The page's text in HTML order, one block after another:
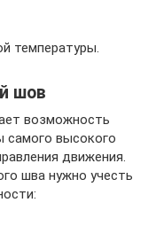
температуры.
шов
возможность
самого высокого
движения.
шва нужно учесть